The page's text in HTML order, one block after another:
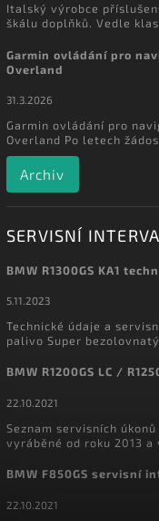
Italský výrobce
škálu doplňků. Vedle
Garmin ovládání pro
Overland
31.3.2026
Garmin ovládání pro
Overland Po letech
Archiv
SERVISNÍ
BMW R1300GS KA1
5.11.2023
Technické údaje a
palivo Super
BMW R1200GS LC /
22.10.2021
Seznam servisních
vyráběné od roku 2013
BMW F850GS servisní
22.10.2021